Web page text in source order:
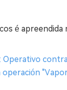
é
Operativo
operación